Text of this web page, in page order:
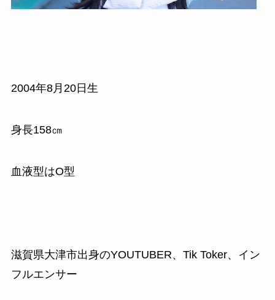
2004年8月20日生
身長158㎝
血液型はO型
滋賀県大津市出身のYOUTUBER、Tik Toker、イン
フルエンサー